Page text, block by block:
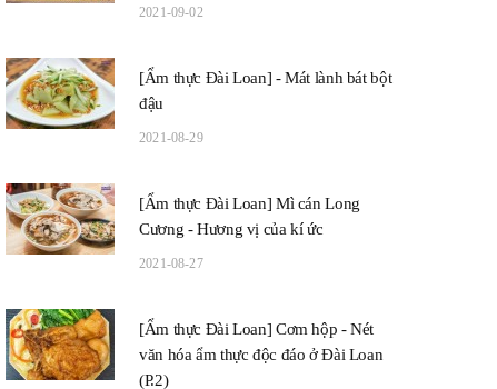
2021-09-02
[Ẩm thực Đài Loan] - Mát lành bát bột
đậu
2021-08-29
[Ẩm thực Đài Loan] Mì cán Long
Cương - Hương vị của kí ức
2021-08-27
[Ẩm thực Đài Loan] Cơm hộp - Nét
văn hóa ẩm thực độc đáo ở Đài Loan
(P.2)